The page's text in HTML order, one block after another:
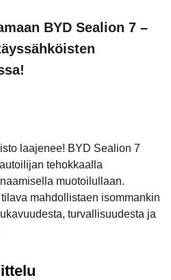
BYD Sealion 7 –
laajenee! BYD Sealion 7
tehokkaalla
muotoilullaan.
mahdollistaen isommankin
turvallisuudesta ja